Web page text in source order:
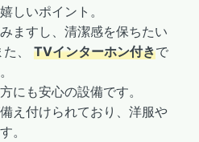
しいポイント。
ますし、清潔感を保ちたい
、 TVインターホン付きで
にも安心の設備です。
え付けられており、洋服や
。